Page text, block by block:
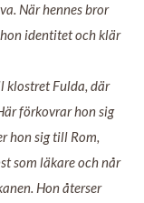
När hennes bror
identitet och klär
klostret Fulda, där
förkovrar hon sig
hon sig till Rom,
som läkare och når
Hon återser